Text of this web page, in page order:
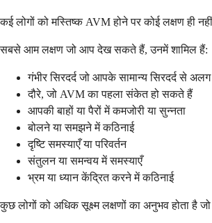
कई लोगों को मस्तिष्क AVM होने पर कोई लक्षण
सबसे आम लक्षण जो आप देख सकते हैं, उनमें शामिल हैं:
गंभीर सिरदर्द जो आपके सामान्य सिरदर्द से
दौरे, जो AVM का पहला संकेत हो सकते हैं
आपकी बाहों या पैरों में कमजोरी या सुन्नता
बोलने या समझने में कठिनाई
दृष्टि समस्याएँ या परिवर्तन
संतुलन या समन्वय में समस्याएँ
भ्रम या ध्यान केंद्रित करने में कठिनाई
कुछ लोगों को अधिक सूक्ष्म लक्षणों का अनुभव होता है